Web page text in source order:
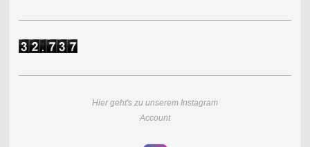
Hier geht's zu unserem Instagram
Account